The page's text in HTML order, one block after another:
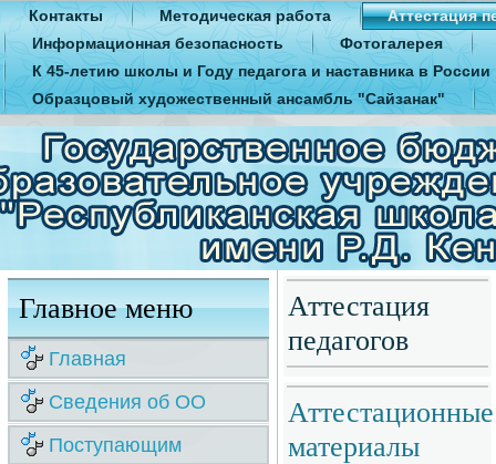
Контакты Методическая работа
Аттестация
Информационная безопасность
Фотогалерея
К 45-летию школы и Году педагога и наставника в России
Образцовый художественный ансамбль "Сайзанак"
Главное меню
Главная
Сведения об ОО
Поступающим
Аттестация
педагогов
Аттестационные
материалы